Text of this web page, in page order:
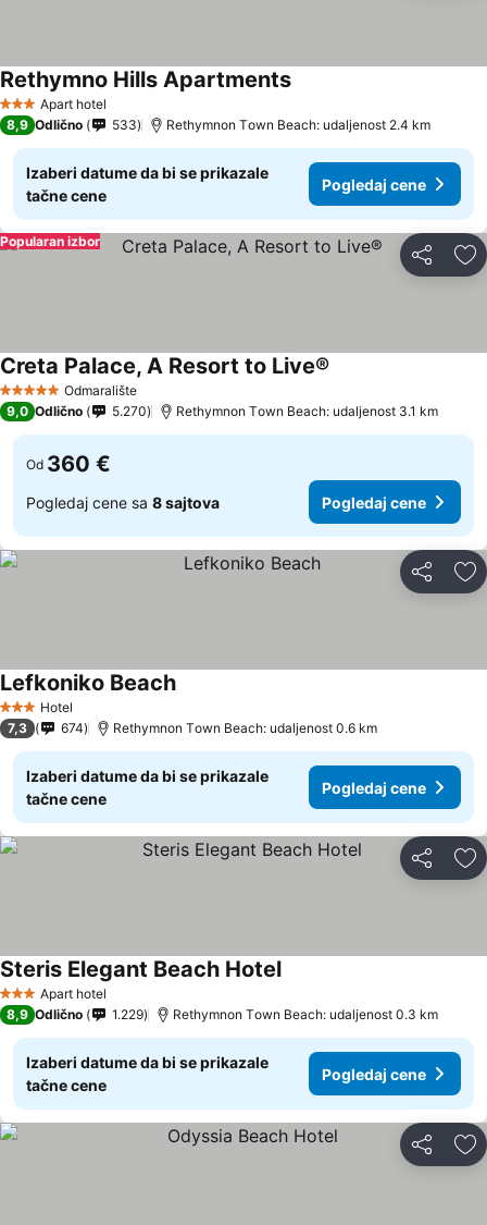
3 ZvezdiceApart hotel
Rethymno Hills Apartments
8,9 Odlično 533 Rethymnon Τown Beach: udaljenost 2.4 km
Izaberi datume da bi se prikazale
tačne cene
Pogledaj cene
Deli
Popularan izbor
5 ZvezdiceOdmaralište
Creta Palace, A Resort to Live®
9,0 Odlično 5.270 Rethymnon Τown Beach: udaljenost 3.1 km
Od 360 €
Pogledaj cene sa 8 sajtova Pogledaj cene
Deli
3 Zvezdice
Hotel
Lefkoniko Beach
7,3 674 Rethymnon Τown Beach: udaljenost 0.6 km
Izaberi datume da bi se prikazale
tačne cene
Pogledaj cene
Deli
3 ZvezdiceApart hotel
Steris Elegant Beach Hotel
8,9 Odlično 1.229 Rethymnon Τown Beach: udaljenost 0.3 km
Izaberi datume da bi se prikazale
tačne cene
Pogledaj cene
Deli